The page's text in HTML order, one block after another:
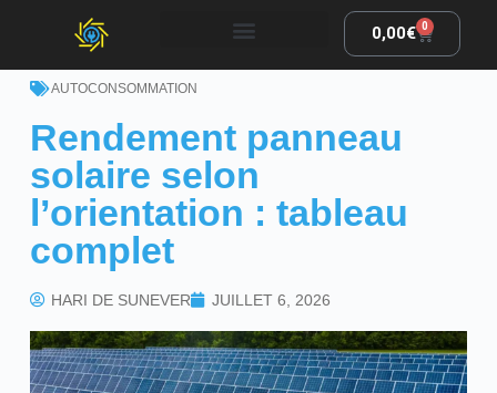
0,00€ 0
AUTOCONSOMMATION
Rendement panneau
solaire selon
l’orientation : tableau
complet
HARI DE SUNEVER JUILLET 6, 2026